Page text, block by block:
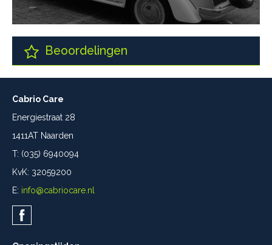
Beoordelingen
Cabrio Care
Energiestraat 28
1411AT Naarden
T: (035) 6940094
KvK: 32059200
E: info@cabriocare.nl